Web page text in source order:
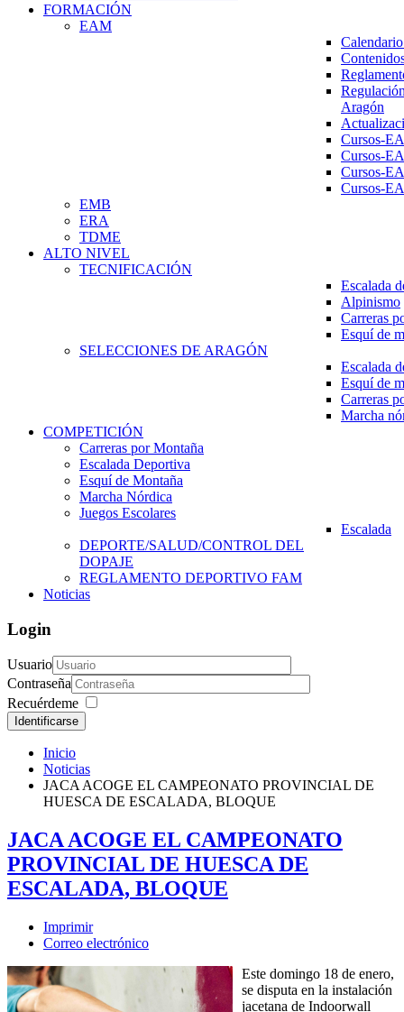
FORMACIÓN
EAM
Aragón
Cursos-
Cursos-
Cursos-
Cursos-
EMB
ERA
TDME
ALTO NIVEL
TECNIFICACIÓN
Escalada
Alpinismo
Carreras
Esquí de
SELECCIONES DE ARAGÓN
Escalada
Esquí de
Carreras
Marcha
COMPETICIÓN
Carreras por Montaña
Escalada Deportiva
Esquí de Montaña
Marcha Nórdica
Juegos Escolares
Escalada
DEPORTE/SALUD/CONTROL DEL
DOPAJE
REGLAMENTO DEPORTIVO FAM
Noticias
Login
Usuario
Contraseña
Recuérdeme
Identificarse
Inicio
Noticias
JACA ACOGE EL CAMPEONATO PROVINCIAL DE
HUESCA DE ESCALADA, BLOQUE
JACA ACOGE EL CAMPEONATO
PROVINCIAL DE HUESCA DE
ESCALADA, BLOQUE
Imprimir
Correo electrónico
Este domingo 18 de enero,
se disputa en la instalación
jacetana de Indoorwall